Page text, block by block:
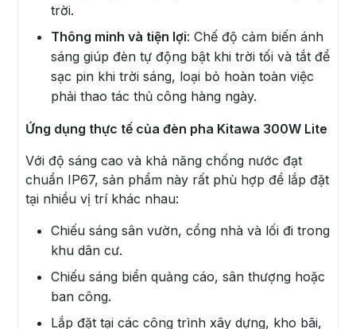
trời.
Thông minh và tiện lợi: Chế độ cảm biến ánh
sáng giúp đèn tự động bật khi trời tối và tắt để
sạc pin khi trời sáng, loại bỏ hoàn toàn việc
phải thao tác thủ công hàng ngày.
Ứng dụng thực tế của đèn pha Kitawa 300W Lite
Với độ sáng cao và khả năng chống nước đạt
chuẩn IP67, sản phẩm này rất phù hợp để lắp đặt
tại nhiều vị trí khác nhau:
Chiếu sáng sân vườn, cổng nhà và lối đi trong
khu dân cư.
Chiếu sáng biển quảng cáo, sân thượng hoặc
ban công.
Lắp đặt tại các công trình xây dựng, kho bãi,